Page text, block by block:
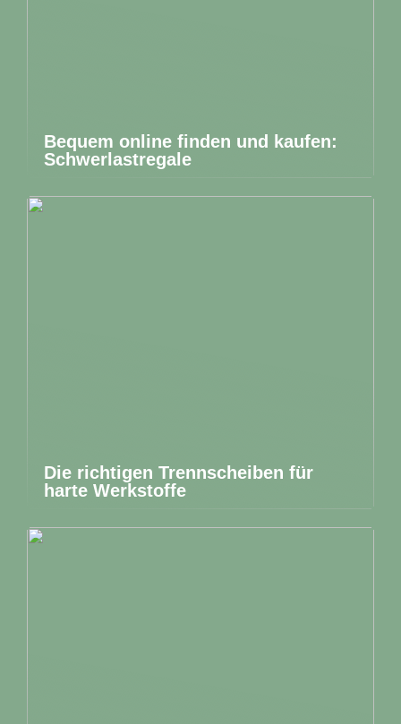
Bequem online finden und kaufen:
Schwerlastregale
Die richtigen Trennscheiben für
harte Werkstoffe